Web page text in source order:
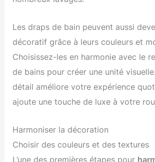
Les draps de bain peuvent aussi
décoratif grâce à leurs couleurs et
Choisissez-les en harmonie avec le
de bains pour créer une unité
détail améliore votre expérience
ajoute une touche de luxe à votre
Harmoniser la décoration
Choisir des couleurs et des textures
L’une des premières étapes pour